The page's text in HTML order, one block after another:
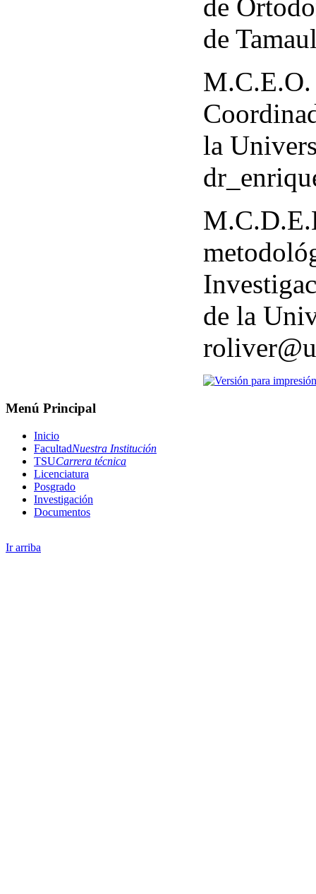
de
de
la
de la
Menú Principal
Inicio
FacultadNuestra Institución
TSUCarrera técnica
Licenciatura
Posgrado
Investigación
Documentos
Ir arriba